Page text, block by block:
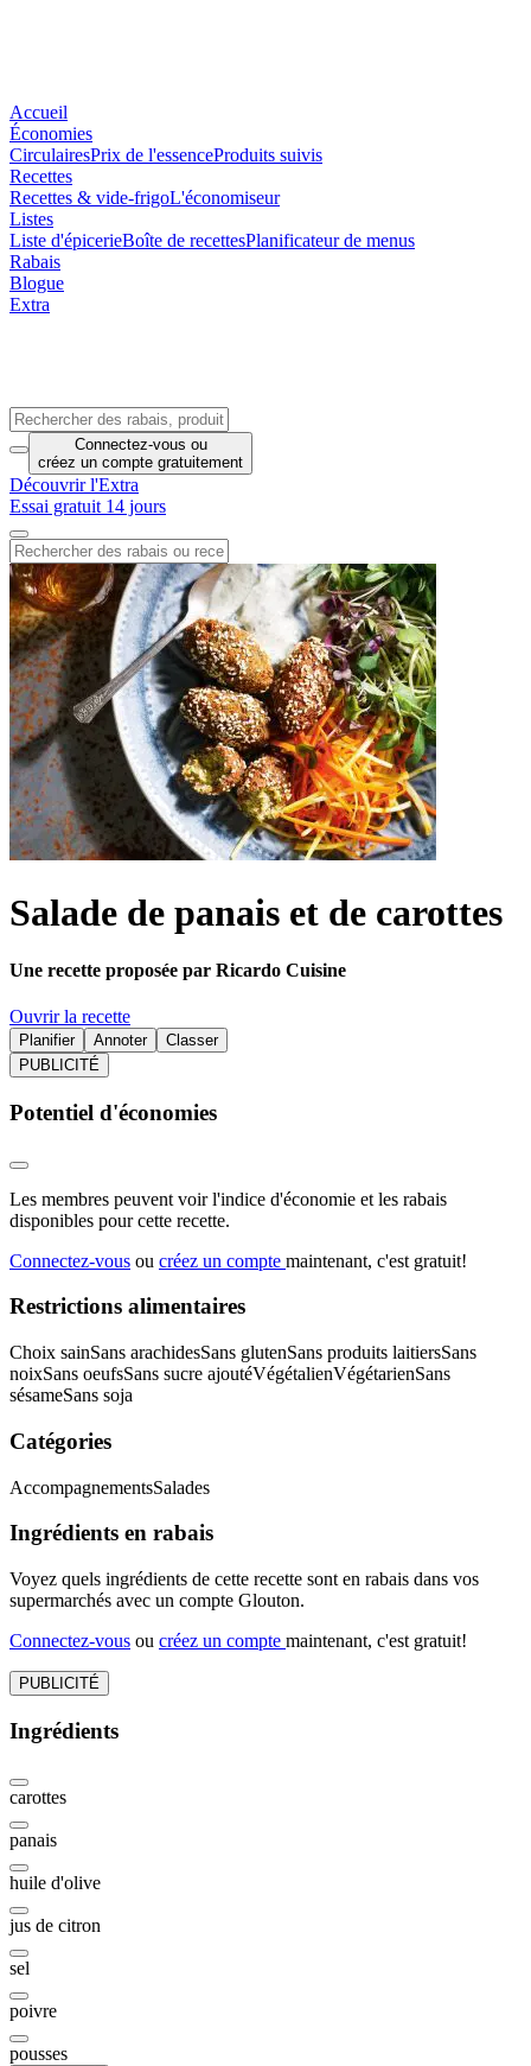
Accueil
Économies
CirculairesPrix de l'essenceProduits suivis
Recettes
Recettes & vide-frigoL'économiseur
Listes
Liste d'épicerieBoîte de recettesPlanificateur de menus
Rabais
Blogue
Extra
Connectez-vous ou
créez un compte gratuitement
Découvrir l'Extra
Essai gratuit 14 jours
Salade de panais et de carottes
Une recette proposée par Ricardo Cuisine
Ouvrir la recette
Planifier Annoter
Classer
PUBLICITÉ
Potentiel d'économies
Les membres peuvent voir l'indice d'économie et les rabais
disponibles pour cette recette.
Connectez-vous ou créez un compte maintenant, c'est gratuit!
Restrictions alimentaires
Choix sainSans arachidesSans glutenSans produits laitiersSans
noixSans oeufsSans sucre ajoutéVégétalienVégétarienSans
sésameSans soja
Catégories
AccompagnementsSalades
Ingrédients en rabais
Voyez quels ingrédients de cette recette sont en rabais dans vos
supermarchés avec un compte Glouton.
Connectez-vous ou créez un compte maintenant, c'est gratuit!
PUBLICITÉ
Ingrédients
carottes
panais
huile d'olive
jus de citron
sel
poivre
pousses